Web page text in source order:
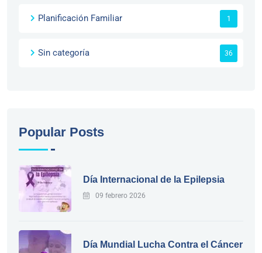
Planificación Familiar 1
Sin categoría 36
Popular Posts
Día Internacional de la Epilepsia
09 febrero 2026
Día Mundial Lucha Contra el Cáncer